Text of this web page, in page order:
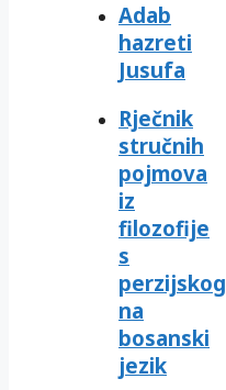
Adab
hazreti
Jusufa
Rječnik
stručnih
pojmova
iz
filozofije
s
perzijskog
na
bosanski
jezik